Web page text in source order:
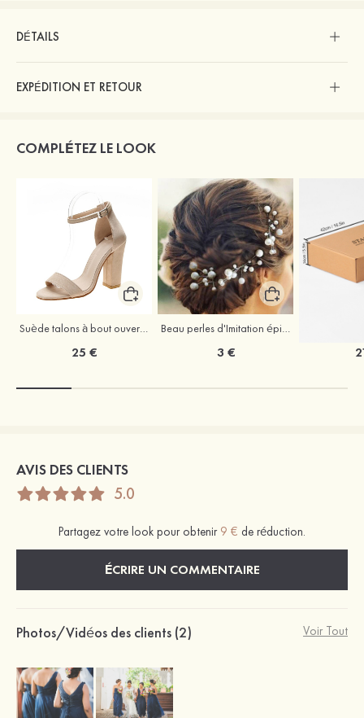
DÉTAILS
EXPÉDITION ET RETOUR
COMPLÉTEZ LE LOOK
Suède talons à bout ouvert sandales talon bottier chaussures pour les soirées
25 €
Beau perles d'Imitation épingles à cheveux coiffe
3 €
AVIS DES CLIENTS
5.0
Partagez votre look pour obtenir 9 € de réduction.
ÉCRIRE UN COMMENTAIRE
Photos/Vidéos des clients (2) Voir Tout